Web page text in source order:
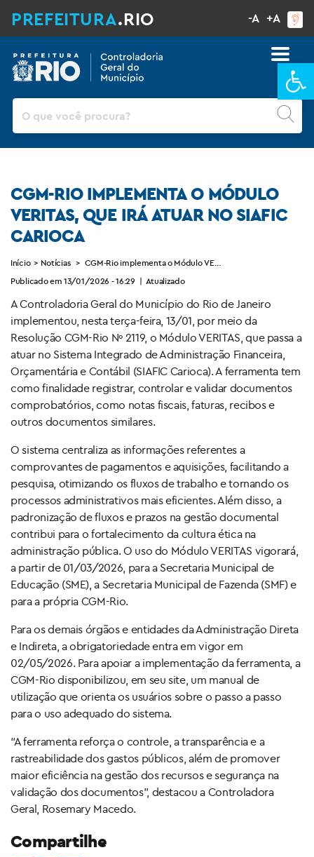
PREFEITURA.RIO -A +A
Pesquisar
CGM-RIO IMPLEMENTA O MÓDULO
VERITAS, QUE IRÁ ATUAR NO SIAFIC
CARIOCA
Início > Notícias > CGM-Rio implementa o Módulo VERITAS, que irá atuar no
Publicado em 13/01/2026 - 16:29 | Atualizado
A Controladoria Geral do Município do Rio de Janeiro
implementou, nesta terça-feira, 13/01, por meio da
Resolução CGM-Rio Nº 2119, o Módulo VERITAS, que passa a
atuar no Sistema Integrado de Administração Financeira,
Orçamentária e Contábil (SIAFIC Carioca). A ferramenta tem
como finalidade registrar, controlar e validar documentos
comprobatórios, como notas fiscais, faturas, recibos e
outros documentos similares.
O sistema centraliza as informações referentes a
comprovantes de pagamentos e aquisições, facilitando a
pesquisa, otimizando os fluxos de trabalho e tornando os
processos administrativos mais eficientes. Além disso, a
padronização de fluxos e prazos na gestão documental
contribui para o fortalecimento da cultura ética na
administração pública. O uso do Módulo VERITAS vigorará,
a partir de 01/03/2026, para a Secretaria Municipal de
Educação (SME), a Secretaria Municipal de Fazenda (SMF) e
para a própria CGM-Rio.
Para os demais órgãos e entidades da Administração Direta
e Indireta, a obrigatoriedade entra em vigor em
02/05/2026. Para apoiar a implementação da ferramenta, a
CGM-Rio disponibilizou, em seu site, um manual de
utilização que orienta os usuários sobre o passo a passo
para o uso adequado do sistema.
“A ferramenta reforça o controle, a transparência e a
rastreabilidade dos gastos públicos, além de promover
maior eficiência na gestão dos recursos e segurança na
validação dos documentos”, destacou a Controladora
Geral, Rosemary Macedo.
Compartilhe